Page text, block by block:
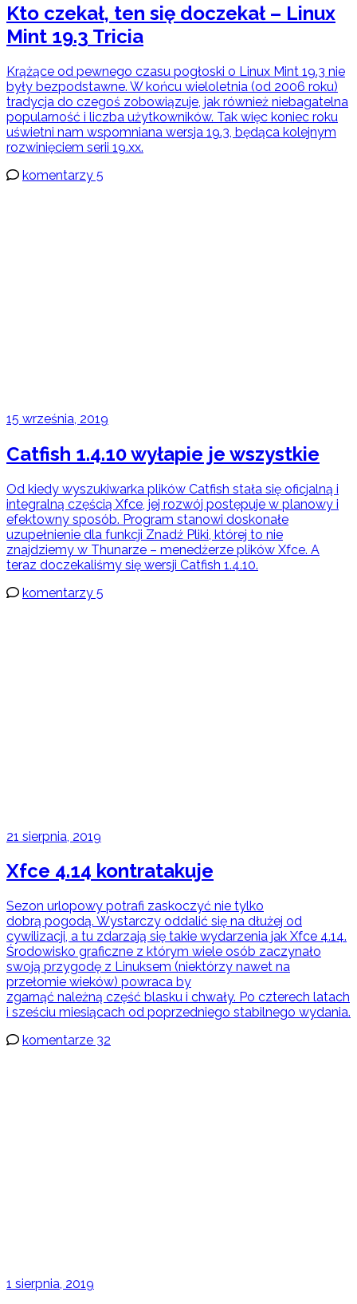
Kto czekał, ten się doczekał – Linux
Mint 19.3 Tricia
Krążące od pewnego czasu pogłoski o Linux Mint 19.3 nie
były bezpodstawne. W końcu wieloletnia (od 2006 roku)
tradycja do czegoś zobowiązuje, jak również niebagatelna
popularność i liczba użytkowników. Tak więc koniec roku
uświetni nam wspomniana wersja 19.3, będąca kolejnym
rozwinięciem serii 19.xx.
komentarzy 5
15 września, 2019
Catfish 1.4.10 wyłapie je wszystkie
Od kiedy wyszukiwarka plików Catfish stała się oficjalną i
integralną częścią Xfce, jej rozwój postępuje w planowy i
efektowny sposób. Program stanowi doskonałe
uzupełnienie dla funkcji Znadź Pliki, której to nie
znajdziemy w Thunarze – menedżerze plików Xfce. A
teraz doczekaliśmy się wersji Catfish 1.4.10.
komentarzy 5
21 sierpnia, 2019
Xfce 4.14 kontratakuje
Sezon urlopowy potrafi zaskoczyć nie tylko
dobrą pogodą. Wystarczy oddalić się na dłużej od
cywilizacji, a tu zdarzają się takie wydarzenia jak Xfce 4.14.
Środowisko graficzne z którym wiele osób zaczynało
swoją przygodę z Linuksem (niektórzy nawet na
przełomie wieków) powraca by
zgarnąć należną część blasku i chwały. Po czterech latach
i sześciu miesiącach od poprzedniego stabilnego wydania.
komentarze 32
1 sierpnia, 2019